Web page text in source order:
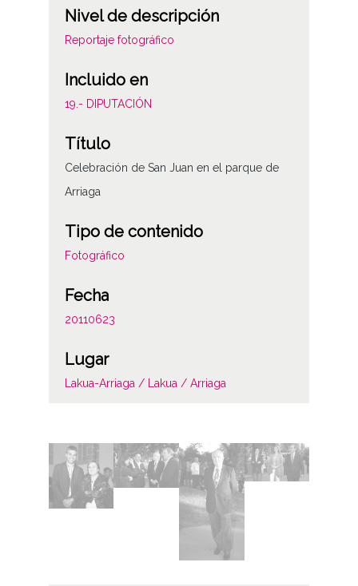
Nivel de descripción
Reportaje fotográfico
Incluido en
19.- DIPUTACIÓN
Título
Celebración de San Juan en el parque de
Arriaga
Tipo de contenido
Fotográfico
Fecha
20110623
Lugar
Lakua-Arriaga / Lakua / Arriaga
Hogueras de San Juan / San Joan Sua
Licencia de las imágenes
CC BY-NC-SA 4.0